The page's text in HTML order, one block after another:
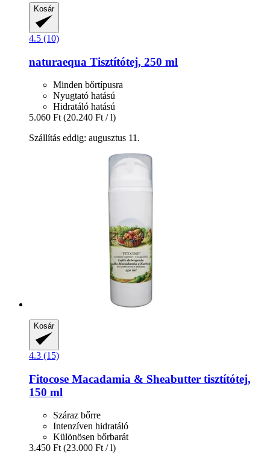
Kosár
4.5 (10)
naturaequa Tisztítótej, 250 ml
Minden bőrtípusra
Nyugtató hatású
Hidratáló hatású
5.060 Ft (20.240 Ft / l)
Szállítás eddig: augusztus 11.
Kosár
4.3 (15)
Fitocose Macadamia & Sheabutter tisztítótej,
150 ml
Száraz bőrre
Intenzíven hidratáló
Különösen bőrbarát
3.450 Ft (23.000 Ft / l)